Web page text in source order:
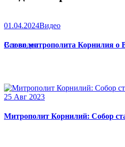
01.04.2024Видео
Слово митрополита Корнилия о
Все видео
25 Авг 2023
Митрополит Корнилий: Собор